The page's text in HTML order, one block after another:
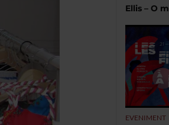
Ellis – O
EVENIMENT